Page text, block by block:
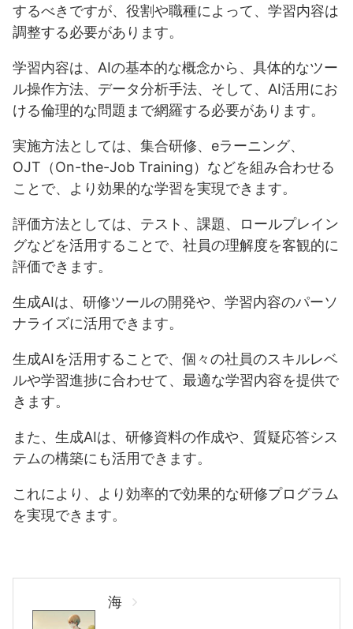
するべきですが、役割や職種によって、学習内容は
調整する必要があります。
学習内容は、AIの基本的な概念から、具体的なツー
ル操作方法、データ分析手法、そして、AI活用にお
ける倫理的な問題まで網羅する必要があります。
実施方法としては、集合研修、eラーニング、
OJT（On-the-Job Training）などを組み合わせる
ことで、より効果的な学習を実現できます。
評価方法としては、テスト、課題、ロールプレイン
グなどを活用することで、社員の理解度を客観的に
評価できます。
生成AIは、研修ツールの開発や、学習内容のパーソ
ナライズに活用できます。
生成AIを活用することで、個々の社員のスキルレベ
ルや学習進捗に合わせて、最適な学習内容を提供で
きます。
また、生成AIは、研修資料の作成や、質疑応答シス
テムの構築にも活用できます。
これにより、より効率的で効果的な研修プログラム
を実現できます。
海